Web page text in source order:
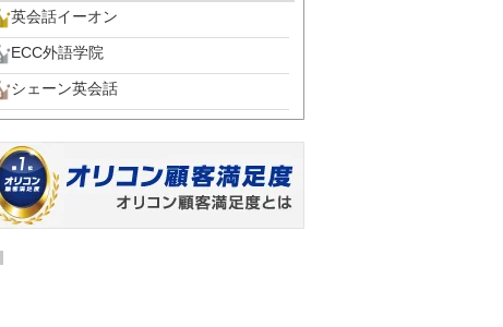
英会話イーオン
ECC外語学院
シェーン英会話